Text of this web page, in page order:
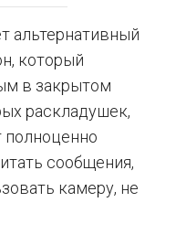
альтернативный
который
в закрытом
раскладушек,
полноценно
сообщения,
камеру, не